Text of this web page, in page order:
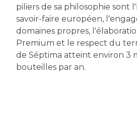
piliers de sa philosophie sont
savoir-faire européen,
domaines propres,
Premium et le respect du
de Séptima atteint environ 3
bouteilles par an.